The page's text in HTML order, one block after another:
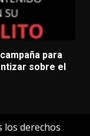
para
sobre el
derechos